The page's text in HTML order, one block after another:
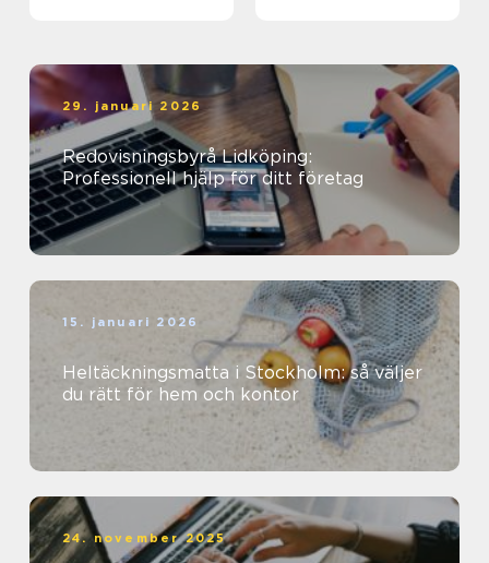
29. januari 2026
Redovisningsbyrå Lidköping:
Professionell hjälp för ditt företag
15. januari 2026
Heltäckningsmatta i Stockholm: så väljer
du rätt för hem och kontor
24. november 2025